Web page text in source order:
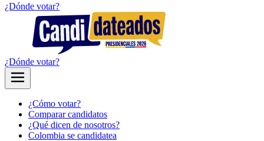
¿Dónde votar?
¿Dónde votar?
¿Cómo votar?
Comparar candidatos
¿Qué dicen de nosotros?
Colombia se candidatea